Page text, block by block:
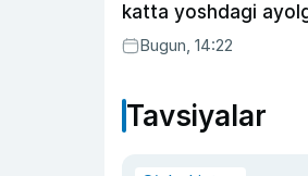
katta yoshdagi
Bugun, 14:22
Tavsiyalar